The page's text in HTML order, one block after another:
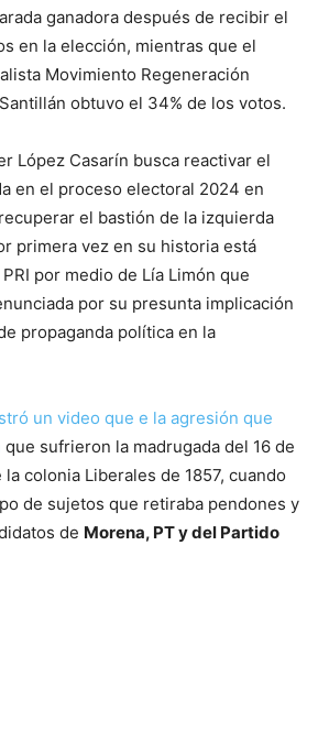
ganadora después de recibir el
en la elección, mientras que el
Movimiento Regeneración
obtuvo el 34% de los votos.
López Casarín busca reactivar el
en el proceso electoral 2024 en
el bastión de la izquierda
primera vez en su historia está
por medio de Lía Limón que
por su presunta implicación
propaganda política en la
un video que e la agresión que
que sufrieron la madrugada del 16 de
colonia Liberales de 1857, cuando
de sujetos que retiraba pendones y
de Morena, PT y del Partido